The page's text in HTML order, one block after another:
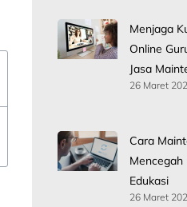
Menjaga
Online
Jasa
26 Maret
Cara
Edukasi
26 Maret